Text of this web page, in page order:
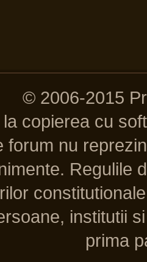
© 2006-2015
copierea cu
forum nu
Regulile
institutii
prima